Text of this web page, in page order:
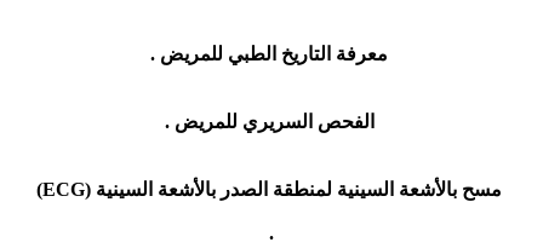
معرفة التاريخ الطبي للمريض .
الفحص السريري للمريض .
مسح بالأشعة السينية لمنطقة الصدر بالأشعة السينية (ECG)
.